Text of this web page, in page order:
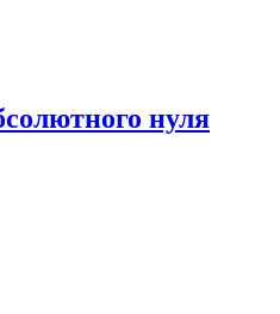
нуля